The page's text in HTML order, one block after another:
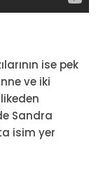
ise pek
ve iki
Sandra
isim yer